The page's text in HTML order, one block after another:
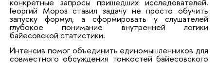
конкретные запросы пришедших исследователей.
Георгий Мороз ставил задачу не просто обучить
запуску формул, а сформировать у слушателей
глубокое понимание внутренней логики
байесовской статистики.
Интенсив помог объединить единомышленников для
совместного обсуждения тонкостей байесовского